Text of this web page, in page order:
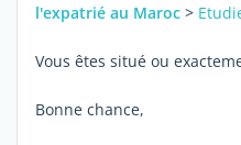
l'expatrié au Maroc >
Vous êtes situé ou
Bonne chance,